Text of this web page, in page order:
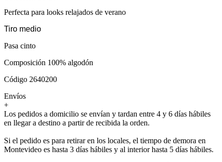
Perfecta para looks relajados de verano
Tiro medio
Pasa cinto
Composición 100% algodón
Código 2640200
Envíos
+
Los pedidos a domicilio se envían y tardan entre 4 y 6 días hábiles
en llegar a destino a partir de recibida la orden.
Si el pedido es para retirar en los locales, el tiempo de demora en
Montevideo es hasta 3 días hábiles y al interior hasta 5 días hábiles.